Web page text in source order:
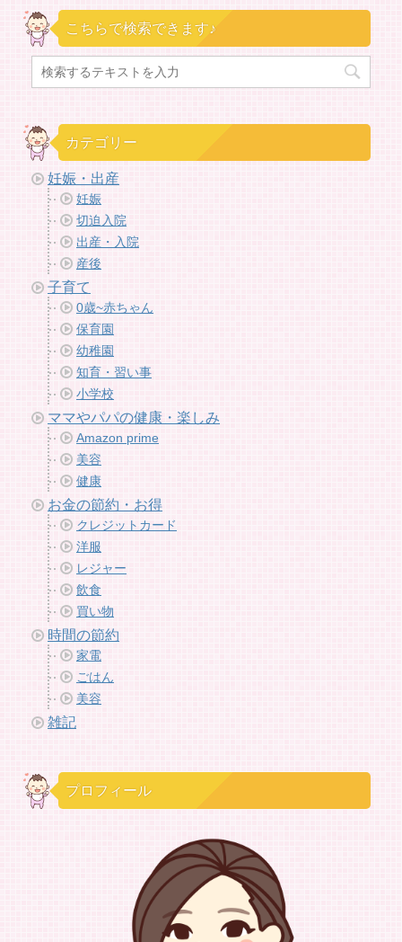
こちらで検索できます♪
カテゴリー
妊娠・出産
妊娠
切迫入院
出産・入院
産後
子育て
0歳~赤ちゃん
保育園
幼稚園
知育・習い事
小学校
ママやパパの健康・楽しみ
Amazon prime
美容
健康
お金の節約・お得
クレジットカード
洋服
レジャー
飲食
買い物
時間の節約
家電
ごはん
美容
雑記
プロフィール